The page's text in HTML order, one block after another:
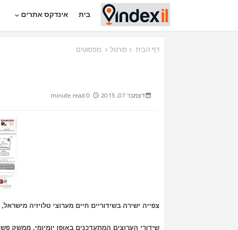
בית אינדקס אתרים
דף הבית פורטל מפסוטים
דצמבר 07, 2015 0 minute read
צפייה ישירה בשידוריים חיים מערוצי טלויזיה
שידורי הערוצים המתעדכנים באופן יומיומי. ממשק